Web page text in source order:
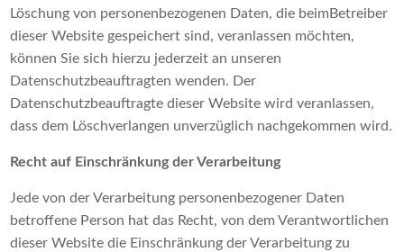
Löschung von personenbezogenen Daten, die beimBetreiber
dieser Website gespeichert sind, veranlassen möchten,
können Sie sich hierzu jederzeit an unseren
Datenschutzbeauftragten wenden. Der
Datenschutzbeauftragte dieser Website wird veranlassen,
dass dem Löschverlangen unverzüglich nachgekommen wird.
Recht auf Einschränkung der Verarbeitung
Jede von der Verarbeitung personenbezogener Daten
betroffene Person hat das Recht, von dem Verantwortlichen
dieser Website die Einschränkung der Verarbeitung zu